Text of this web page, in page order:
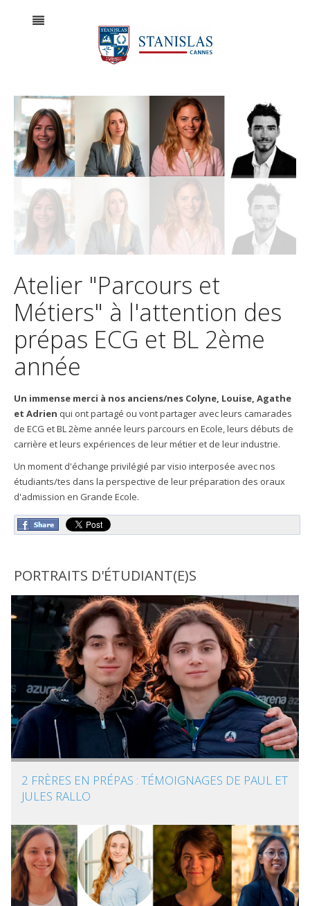
Atelier "Parcours et
Métiers" à l'attention des
prépas ECG et BL 2ème
année
Un immense merci à nos anciens/nes Colyne, Louise, Agathe
et Adrien qui ont partagé ou vont partager avec leurs camarades
de ECG et BL 2ème année leurs parcours en Ecole, leurs débuts de
carrière et leurs expériences de leur métier et de leur industrie.
Un moment d'échange privilégié par visio interposée avec nos
étudiants/tes dans la perspective de leur préparation des oraux
d'admission en Grande Ecole.
PORTRAITS D'ÉTUDIANT(E)S
2 FRÈRES EN PRÉPAS : TÉMOIGNAGES DE PAUL ET
JULES RALLO